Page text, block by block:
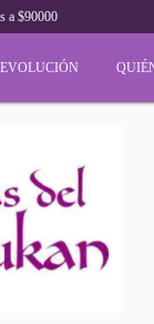
a $90000